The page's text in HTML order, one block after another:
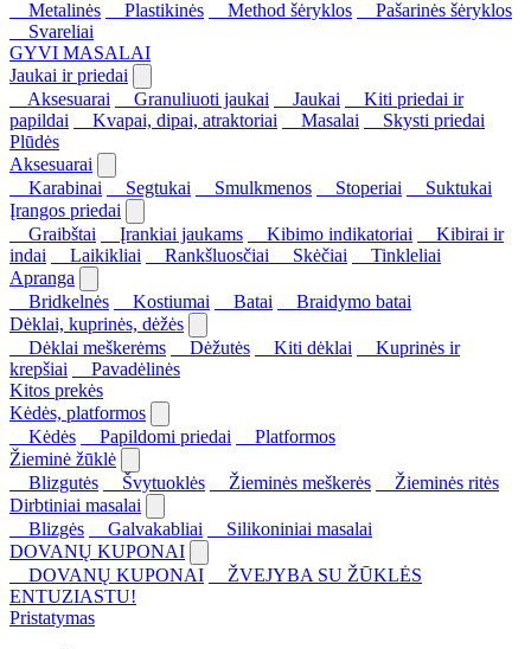
Metalinės
Plastikinės Method šėryklos
Pašarinės šėryklos
Svareliai
GYVI MASALAI
Jaukai ir priedai
Aksesuarai
Granuliuoti jaukai Jaukai
Kiti priedai ir
papildai
Kvapai, dipai, atraktoriai Masalai
Skysti priedai
Plūdės
Aksesuarai
Karabinai
Segtukai Smulkmenos Stoperiai
Suktukai
Įrangos priedai
Graibštai
Įrankiai jaukams Kibimo indikatoriai
Kibirai ir
indai
Laikikliai Rankšluosčiai Skėčiai
Tinkleliai
Apranga
Bridkelnės
Kostiumai Batai
Braidymo batai
Dėklai, kuprinės, dėžės
Dėklai meškerėms
Dėžutės Kiti dėklai
Kuprinės ir
krepšiai
Pavadėlinės
Kitos prekės
Kėdės, platformos
Kėdės
Papildomi priedai
Platformos
Žieminė žūklė
Blizgutės
Švytuoklės Žieminės meškerės
Žieminės ritės
Dirbtiniai masalai
Blizgės
Galvakabliai
Silikoniniai masalai
DOVANŲ KUPONAI
DOVANŲ KUPONAI
ŽVEJYBA SU ŽŪKLĖS
ENTUZIASTU!
Pristatymas